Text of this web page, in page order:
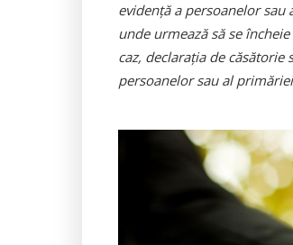
evidenţă a persoanelor
unde urmează să se
caz, declaraţia de
persoanelor sau al